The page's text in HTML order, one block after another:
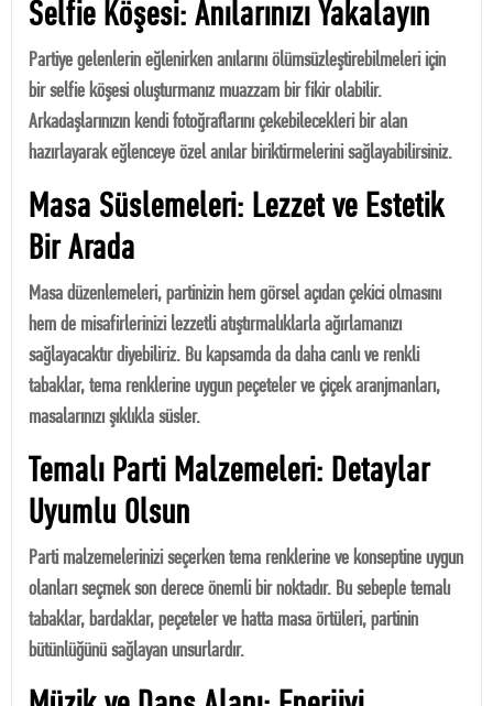
Selfie Köşesi: Anılarınızı Yakalayın
Partiye gelenlerin eğlenirken anılarını ölümsüzleştirebilmeleri için
bir selfie köşesi oluşturmanız muazzam bir fikir olabilir.
Arkadaşlarınızın kendi fotoğraflarını çekebilecekleri bir alan
hazırlayarak eğlenceye özel anılar biriktirmelerini sağlayabilirsiniz.
Masa Süslemeleri: Lezzet ve Estetik
Bir Arada
Masa düzenlemeleri, partinizin hem görsel açıdan çekici olmasını
hem de misafirlerinizi lezzetli atıştırmalıklarla ağırlamanızı
sağlayacaktır diyebiliriz. Bu kapsamda da daha canlı ve renkli
tabaklar, tema renklerine uygun peçeteler ve çiçek aranjmanları,
masalarınızı şıklıkla süsler.
Temalı Parti Malzemeleri: Detaylar
Uyumlu Olsun
Parti malzemelerinizi seçerken tema renklerine ve konseptine uygun
olanları seçmek son derece önemli bir noktadır. Bu sebeple temalı
tabaklar, bardaklar, peçeteler ve hatta masa örtüleri, partinin
bütünlüğünü sağlayan unsurlardır.